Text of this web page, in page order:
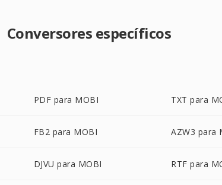
Conversores específicos
PDF para MOBI TXT para
FB2 para MOBI AZW3 para
DJVU para MOBI RTF para